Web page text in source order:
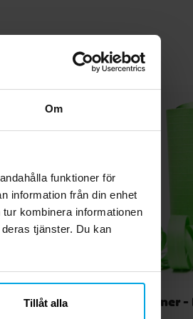
Om
funktioner för
information från din enhet
kombinera informationen
tjänster. Du kan
Tillåt alla
86
Serpentiner